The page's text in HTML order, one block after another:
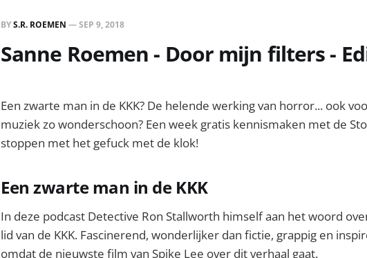
BYS.R. ROEMEN —SEP 9, 2018
Sanne Roemen - Door mijn filters -
Een zwarte man in de KKK? De helende werking van horror... ook
muziek zo wonderschoon? Een week gratis kennismaken met de
stoppen met het gefuck met de klok!
Een zwarte man in de KKK
In deze podcast Detective Ron Stallworth himself aan het woord
lid van de KKK. Fascinerend, wonderlijker dan fictie, grappig en
omdat de nieuwste film van Spike Lee over dit verhaal gaat.